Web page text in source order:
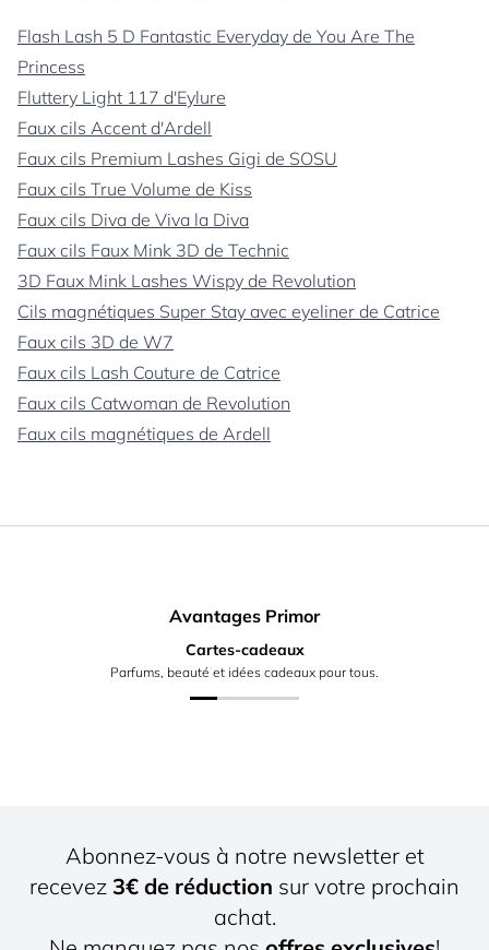
Flash Lash 5 D Fantastic Everyday de You Are The
Princess
Fluttery Light 117 d'Eylure
Faux cils Accent d'Ardell
Faux cils Premium Lashes Gigi de SOSU
Faux cils True Volume de Kiss
Faux cils Diva de Viva la Diva
Faux cils Faux Mink 3D de Technic
3D Faux Mink Lashes Wispy de Revolution
Cils magnétiques Super Stay avec eyeliner de Catrice
Faux cils 3D de W7
Faux cils Lash Couture de Catrice
Faux cils Catwoman de Revolution
Faux cils magnétiques de Ardell
Avantages Primor
Cartes-cadeaux
Parfums, beauté et idées cadeaux pour tous.
Abonnez-vous à notre newsletter et
recevez 3€ de réduction sur votre prochain
achat.